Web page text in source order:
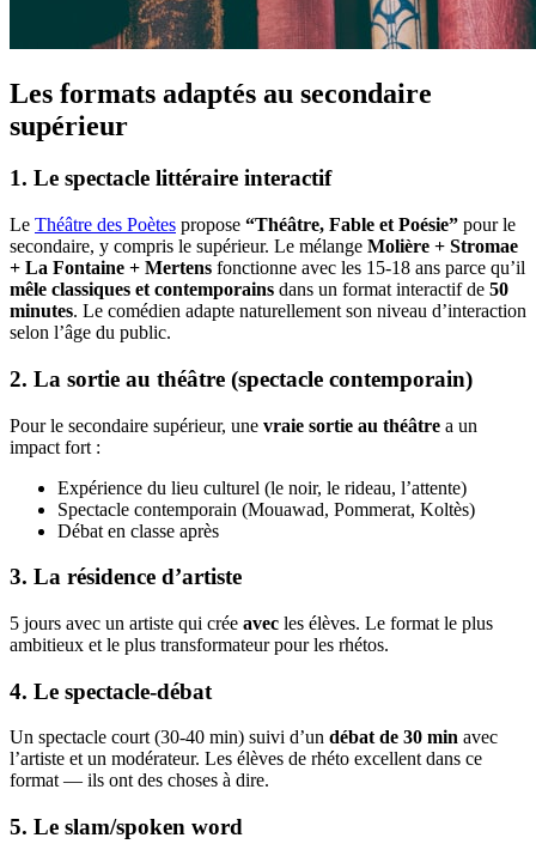
Les formats adaptés au secondaire
supérieur
1. Le spectacle littéraire interactif
Le Théâtre des Poètes propose “Théâtre, Fable et Poésie” pour le
secondaire, y compris le supérieur. Le mélange Molière + Stromae
+ La Fontaine + Mertens fonctionne avec les 15-18 ans parce qu’il
mêle classiques et contemporains dans un format interactif de 50
minutes. Le comédien adapte naturellement son niveau d’interaction
selon l’âge du public.
2. La sortie au théâtre (spectacle contemporain)
Pour le secondaire supérieur, une vraie sortie au théâtre a un
impact fort :
Expérience du lieu culturel (le noir, le rideau, l’attente)
Spectacle contemporain (Mouawad, Pommerat, Koltès)
Débat en classe après
3. La résidence d’artiste
5 jours avec un artiste qui crée avec les élèves. Le format le plus
ambitieux et le plus transformateur pour les rhétos.
4. Le spectacle-débat
Un spectacle court (30-40 min) suivi d’un débat de 30 min avec
l’artiste et un modérateur. Les élèves de rhéto excellent dans ce
format — ils ont des choses à dire.
5. Le slam/spoken word